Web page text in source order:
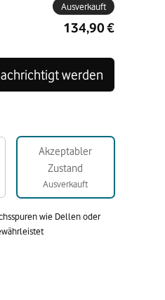
Ausverkauft
134,90 €
werden
Akzeptabler
Zustand
Ausverkauft
wie Dellen oder